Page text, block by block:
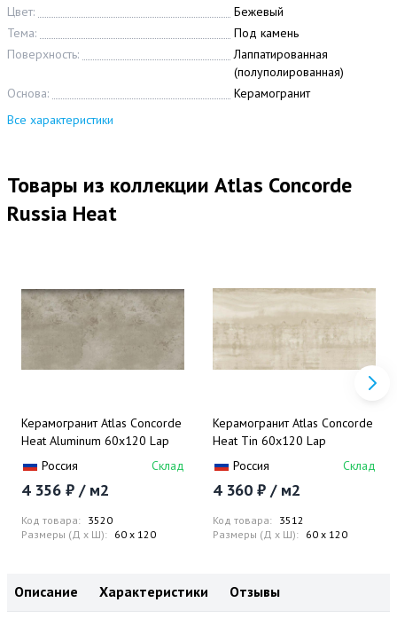
Цвет:
Бежевый
Тема:
Под камень
Поверхность:
Лаппатированная
(полуполированная)
Основа:
Керамогранит
Все характеристики
Товары из коллекции Atlas Concorde
Russia Heat
Керамогранит Atlas Concorde
Heat Aluminum 60x120 Lap
Россия
Склад
4 356 ₽ / м2
Код товара: 3520
Размеры (Д x Ш): 60 x 120
Керамогранит Atlas Concorde
Heat Tin 60x120 Lap
Россия
Склад
4 360 ₽ / м2
Код товара: 3512
Размеры (Д x Ш): 60 x 120
Описание Характеристики Отзывы